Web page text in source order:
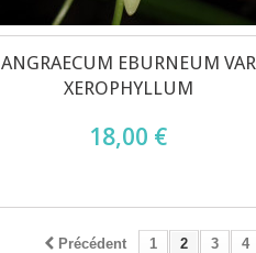
ANGRAECUM EBURNEUM VAR
XEROPHYLLUM
18,00 €
Précédent 1 2 3 4